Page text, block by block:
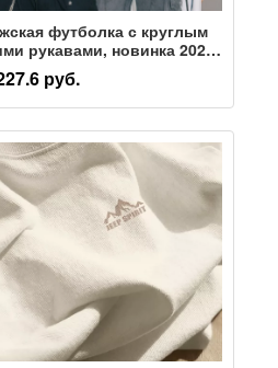
футболка с круглым
рукавами, новинка 2026
свободный
с короткими рукавами
руб.